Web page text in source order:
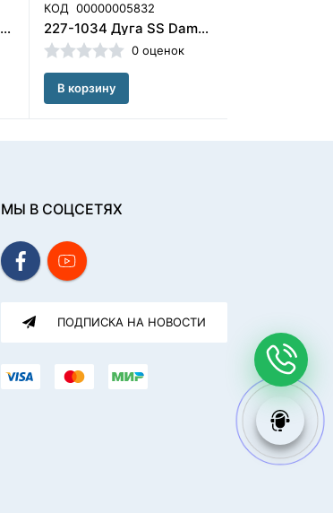
211-0704 Дуга SS 019*025 LS, ORMCO
КОД 00000005832
227-1034 Дуга SS Damon 016*025 (32 мм) с крючками, Ormco (США)
0 оценок
В корзину
МЫ В СОЦСЕТЯХ
ПОДПИСКА НА НОВОСТИ